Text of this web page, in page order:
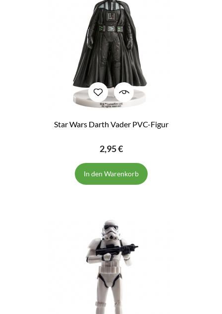
Star Wars Darth Vader PVC-Figur
2,95 €
In den Warenkorb